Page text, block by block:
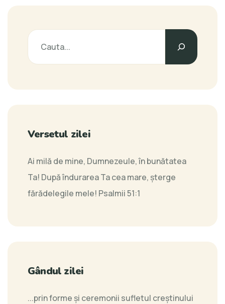
Versetul zilei
Ai milă de mine, Dumnezeule, în bunătatea
Ta! După îndurarea Ta cea mare, şterge
fărădelegile mele! Psalmii 51:1
Gândul zilei
...prin forme şi ceremonii sufletul creştinului